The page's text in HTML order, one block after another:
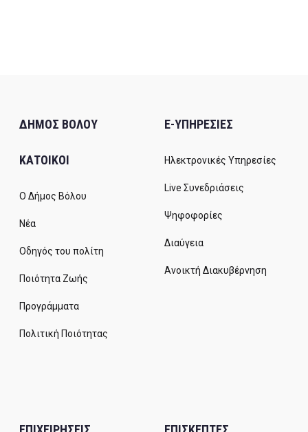
ΔΗΜΟΣ ΒΟΛΟΥ
ΚΑΤΟΙΚΟΙ
Ο Δήμος Βόλου
Νέα
Οδηγός του πολίτη
Ποιότητα Ζωής
Προγράμματα
Πολιτική Ποιότητας
E-ΥΠΗΡΕΣΙΕΣ
Ηλεκτρονικές Υπηρεσίες
Live Συνεδριάσεις
Ψηφοφορίες
Διαύγεια
Ανοικτή Διακυβέρνηση